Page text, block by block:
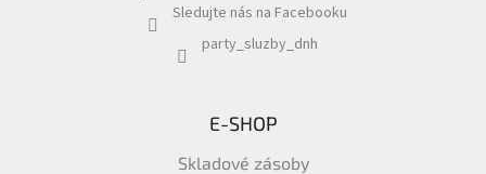
Sledujte nás na Facebooku
party_sluzby_dnh
E-SHOP
Skladové zásoby